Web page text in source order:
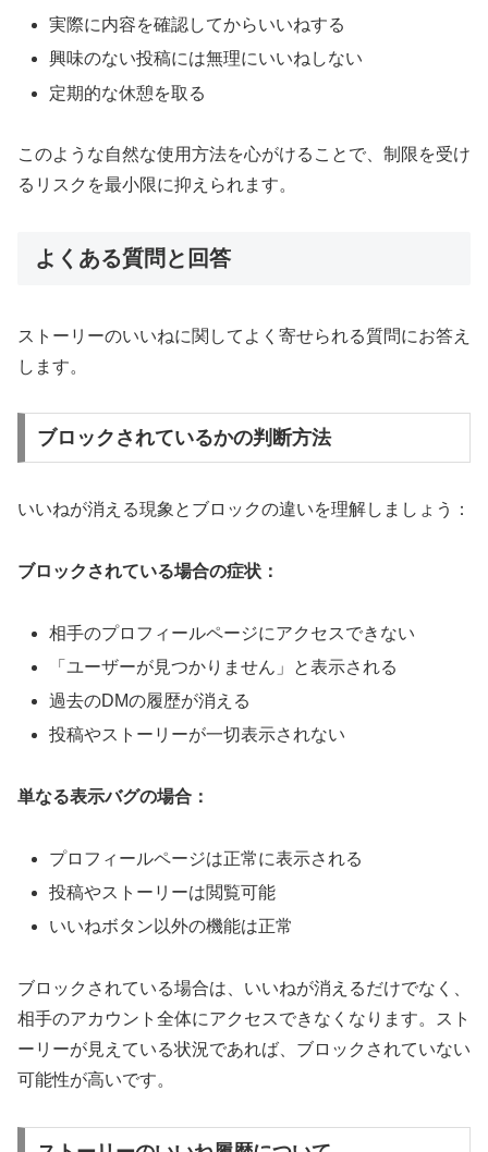
実際に内容を確認してからいいねする
興味のない投稿には無理にいいねしない
定期的な休憩を取る
このような自然な使用方法を心がけることで、制限を受け
るリスクを最小限に抑えられます。
よくある質問と回答
ストーリーのいいねに関してよく寄せられる質問にお答え
します。
ブロックされているかの判断方法
いいねが消える現象とブロックの違いを理解しましょう：
ブロックされている場合の症状：
相手のプロフィールページにアクセスできない
「ユーザーが見つかりません」と表示される
過去のDMの履歴が消える
投稿やストーリーが一切表示されない
単なる表示バグの場合：
プロフィールページは正常に表示される
投稿やストーリーは閲覧可能
いいねボタン以外の機能は正常
ブロックされている場合は、いいねが消えるだけでなく、
相手のアカウント全体にアクセスできなくなります。スト
ーリーが見えている状況であれば、ブロックされていない
可能性が高いです。